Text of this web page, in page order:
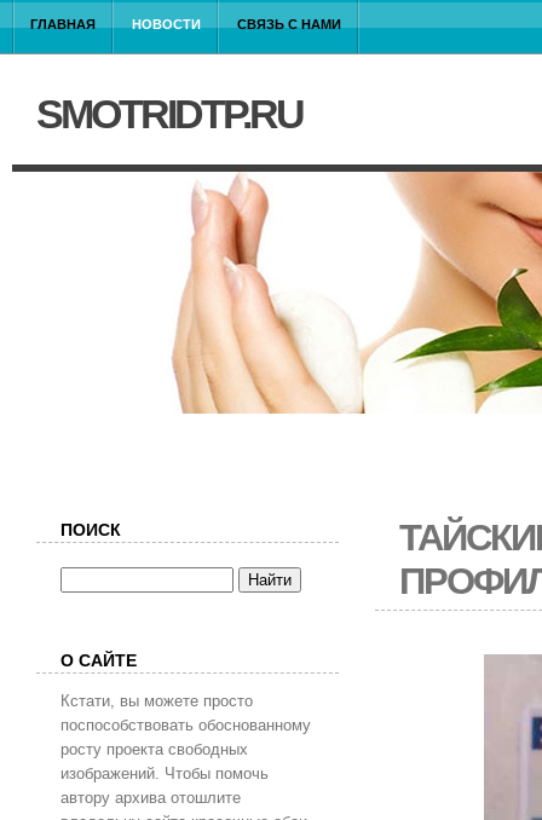
ГЛАВНАЯ НОВОСТИ СВЯЗЬ С НАМИ
SMOTRIDTP.RU
ПОИСК
О САЙТЕ
Кстати, вы можете просто
поспособствовать обоснованному
росту проекта свободных
изображений. Чтобы помочь
автору архива отошлите